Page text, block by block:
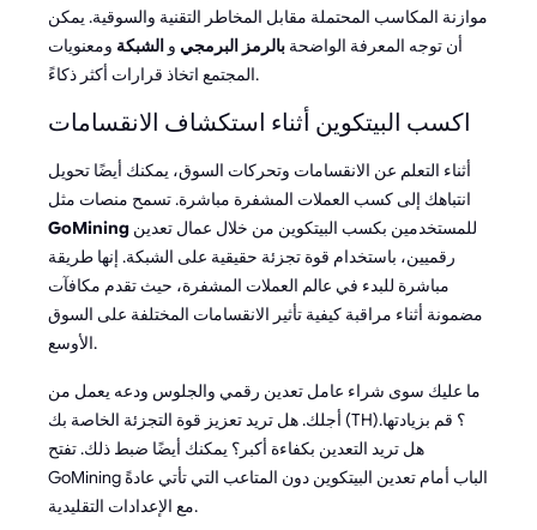
موازنة المكاسب المحتملة مقابل المخاطر التقنية والسوقية. يمكن
أن توجه المعرفة الواضحة بالرمز البرمجي و الشبكة ومعنويات
المجتمع اتخاذ قرارات أكثر ذكاءً.
اكسب البيتكوين أثناء استكشاف الانقسامات
أثناء التعلم عن الانقسامات وتحركات السوق، يمكنك أيضًا تحويل
انتباهك إلى كسب العملات المشفرة مباشرة. تسمح منصات مثل
GoMining
رقميين، باستخدام قوة تجزئة حقيقية على الشبكة. إنها طريقة
مباشرة للبدء في عالم العملات المشفرة، حيث تقدم مكافآت
مضمونة أثناء مراقبة كيفية تأثير الانقسامات المختلفة على السوق
الأوسع.
ما عليك سوى شراء عامل تعدين رقمي والجلوس ودعه يعمل من
أجلك. هل تريد تعزيز قوة التجزئة الخاصة بك (TH)؟ قم بزيادتها.
هل تريد التعدين بكفاءة أكبر؟ يمكنك أيضًا ضبط ذلك. تفتح
GoMining الباب أمام تعدين البيتكوين دون المتاعب التي تأتي عادةً
مع الإعدادات التقليدية.